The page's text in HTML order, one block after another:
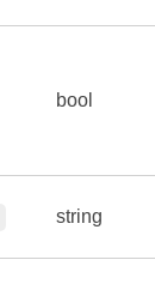
bool
string